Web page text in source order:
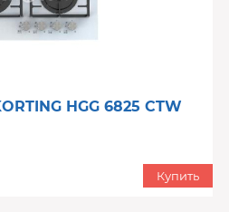
HGG 6825 CTW
Купить